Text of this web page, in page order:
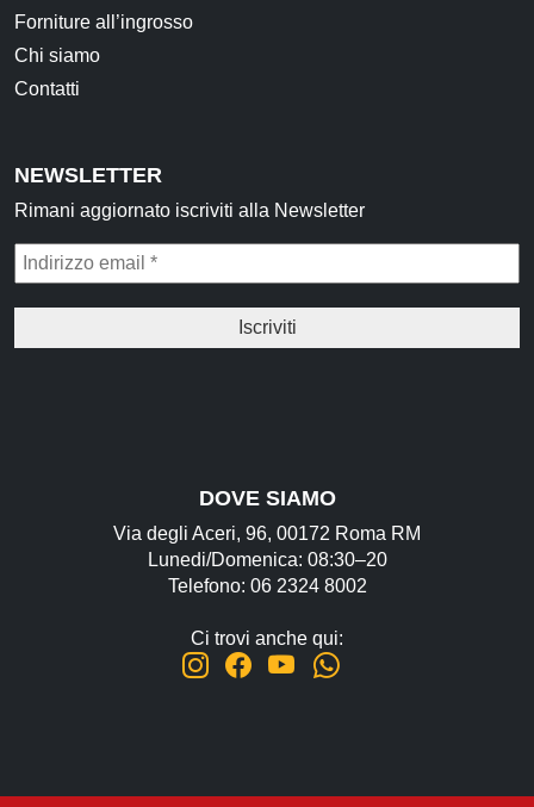
Forniture all’ingrosso
Chi siamo
Contatti
NEWSLETTER
Rimani aggiornato iscriviti alla Newsletter
DOVE SIAMO
Via degli Aceri, 96, 00172 Roma RM
Lunedi/Domenica: 08:30–20
Telefono: 06 2324 8002
Ci trovi anche qui: